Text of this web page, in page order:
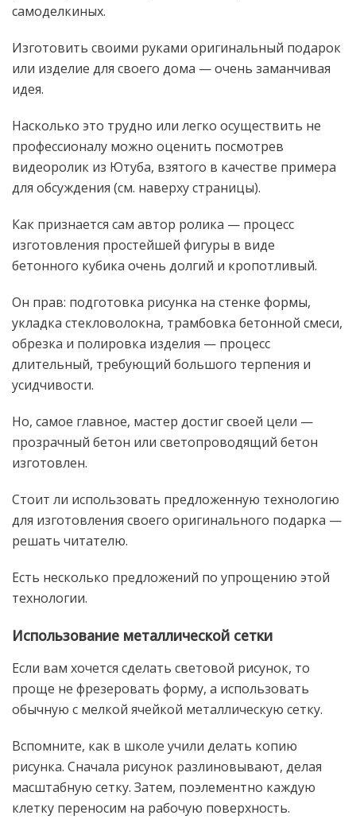
самоделкиных.
Изготовить своими руками оригинальный подарок
или изделие для своего дома — очень заманчивая
идея.
Насколько это трудно или легко осуществить не
профессионалу можно оценить посмотрев
видеоролик из Ютуба, взятого в качестве примера
для обсуждения (см. наверху страницы).
Как признается сам автор ролика — процесс
изготовления простейшей фигуры в виде
бетонного кубика очень долгий и кропотливый.
Он прав: подготовка рисунка на стенке формы,
укладка стекловолокна, трамбовка бетонной смеси,
обрезка и полировка изделия — процесс
длительный, требующий большого терпения и
усидчивости.
Но, самое главное, мастер достиг своей цели —
прозрачный бетон или светопроводящий бетон
изготовлен.
Стоит ли использовать предложенную технологию
для изготовления своего оригинального подарка —
решать читателю.
Есть несколько предложений по упрощению этой
технологии.
Использование металлической сетки
Если вам хочется сделать световой рисунок, то
проще не фрезеровать форму, а использовать
обычную с мелкой ячейкой металлическую сетку.
Вспомните, как в школе учили делать копию
рисунка. Сначала рисунок разлиновывают, делая
масштабную сетку. Затем, поэлементно каждую
клетку переносим на рабочую поверхность.